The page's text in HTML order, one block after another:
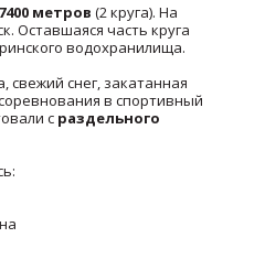
7400 метров (2 круга). На
Оставшаяся часть круга
водохранилища.
свежий снег, закатанная
в спортивный
с раздельного